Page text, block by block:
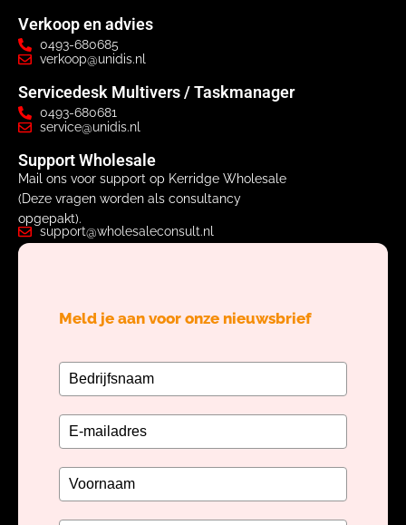
Verkoop en advies
0493-680685
verkoop@unidis.nl
Servicedesk Multivers / Taskmanager
0493-680681
service@unidis.nl
Support Wholesale
Mail ons voor support op Kerridge Wholesale
(Deze vragen worden als consultancy
opgepakt).
support@wholesaleconsult.nl
Meld je aan voor onze nieuwsbrief